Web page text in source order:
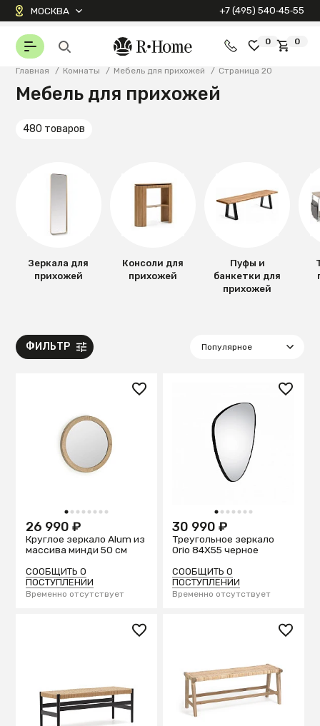
МОСКВА +7 (495) 540‑45‑55
0 0
Главная / Комнаты / Мебель для прихожей / Страница 20
Мебель для прихожей
480 товаров
Зеркала для
прихожей
Консоли для
прихожей
Пуфы и
банкетки для
прихожей
ФИЛЬТР
1 2 3 4 5 6 7 8
26 990 ₽
Круглое зеркало Alum из
массива минди 50 см
СООБЩИТЬ О
ПОСТУПЛЕНИИ
Временно отсутствует
1 2 3 4 5 6 7
30 990 ₽
Треугольное зеркало
Orio 84X55 черное
СООБЩИТЬ О
ПОСТУПЛЕНИИ
Временно отсутствует